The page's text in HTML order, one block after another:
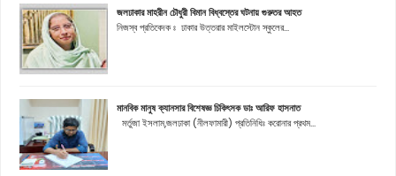
জলঢাকার মাহরীন চৌধুরী বিমান বিধ্বস্তের ঘটনায় গুরুতর আহত
নিজস্ব প্রতিবেদক ঃ ঢাকার উত্তরার মাইলস্টোন স্কুলের...
মানবিক মানুষ ক্যানসার বিশেষজ্ঞ চিকিৎসক ডাঃ আরিফ হাসনাত
মর্তুজা ইসলাম,জলঢাকা (নীলফামারী) প্রতিনিধিঃ করোনার প্রথম...